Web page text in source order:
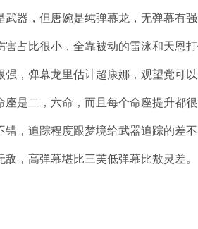
武器，但唐婉是纯弹幕龙，无弹幕有强
害占比很小，全靠被动的雷泳和天恩
强，弹幕龙里估计超康娜，观望党可以
座是二，六命，而且每个命座提升都
错，追踪程度跟梦境给武器追踪的差不
敌，高弹幕堪比三芙低弹幕比敖灵差。